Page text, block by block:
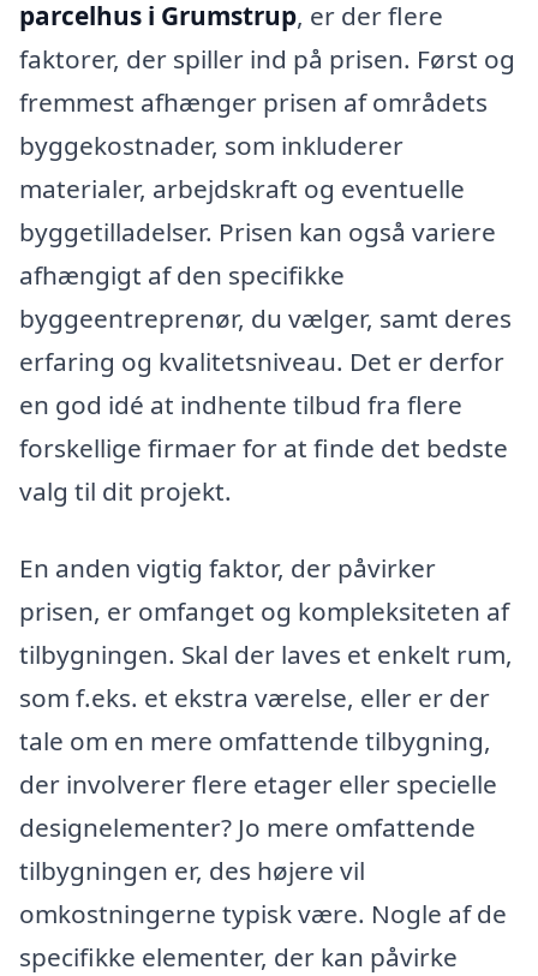
parcelhus i Grumstrup, er der flere
faktorer, der spiller ind på prisen. Først og
fremmest afhænger prisen af områdets
byggekostnader, som inkluderer
materialer, arbejdskraft og eventuelle
byggetilladelser. Prisen kan også variere
afhængigt af den specifikke
byggeentreprenør, du vælger, samt deres
erfaring og kvalitetsniveau. Det er derfor
en god idé at indhente tilbud fra flere
forskellige firmaer for at finde det bedste
valg til dit projekt.
En anden vigtig faktor, der påvirker
prisen, er omfanget og kompleksiteten af
tilbygningen. Skal der laves et enkelt rum,
som f.eks. et ekstra værelse, eller er der
tale om en mere omfattende tilbygning,
der involverer flere etager eller specielle
designelementer? Jo mere omfattende
tilbygningen er, des højere vil
omkostningerne typisk være. Nogle af de
specifikke elementer, der kan påvirke